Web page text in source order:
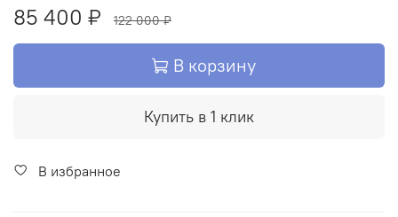
85 400 ₽ 122 000 ₽
В корзину
Купить в 1 клик
В избранное